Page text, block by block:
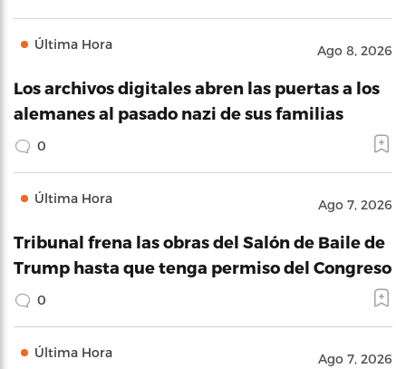
Última Hora Ago 8, 2026
Los archivos digitales abren las puertas a los
alemanes al pasado nazi de sus familias
0
Última Hora Ago 7, 2026
Tribunal frena las obras del Salón de Baile de
Trump hasta que tenga permiso del Congreso
0
Última Hora Ago 7, 2026